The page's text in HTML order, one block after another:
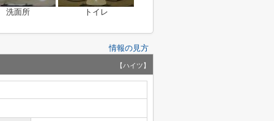
洗面所 トイレ
情報の見方
【ハイツ】